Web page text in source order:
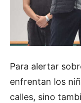
Para alertar
enfrentan los
calles, sino